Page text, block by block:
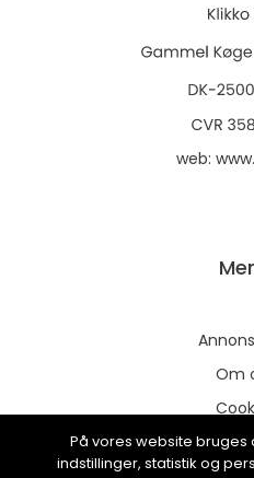
web:
Om
På vores website bruges
indstillinger, statistik og